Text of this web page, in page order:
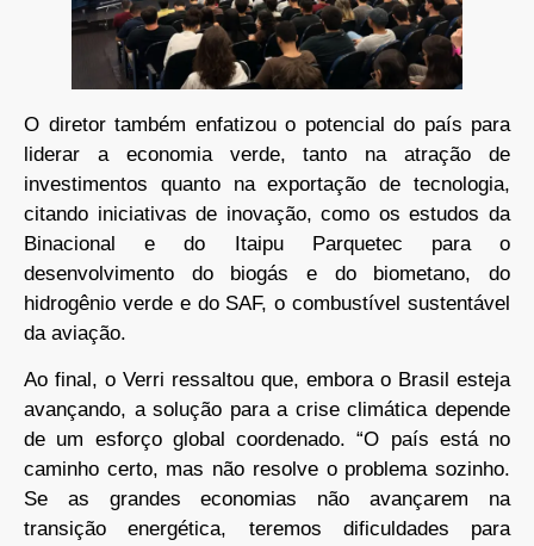
O diretor também enfatizou o potencial do país para
liderar a economia verde, tanto na atração de
investimentos quanto na exportação de tecnologia,
citando iniciativas de inovação, como os estudos da
Binacional e do Itaipu Parquetec para o
desenvolvimento do biogás e do biometano, do
hidrogênio verde e do SAF, o combustível sustentável
da aviação.
Ao final, o Verri ressaltou que, embora o Brasil esteja
avançando, a solução para a crise climática depende
de um esforço global coordenado. “O país está no
caminho certo, mas não resolve o problema sozinho.
Se as grandes economias não avançarem na
transição energética, teremos dificuldades para